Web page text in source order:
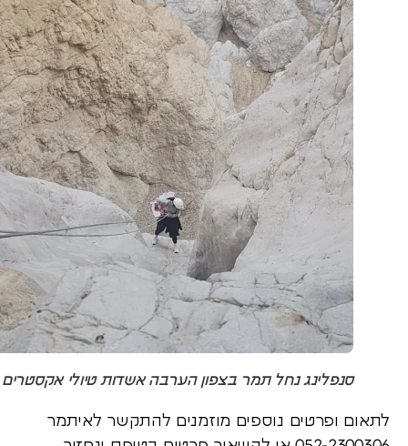
סנפלינג נחל תמר בצפון הערבה אשדות טיולי אקסטרים
לתאום ופרטים נוספים מוזמנים להתקשר לאיתמר